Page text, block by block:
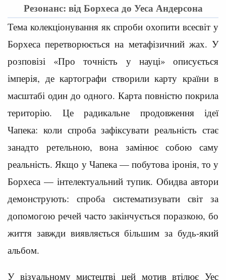
Резонанс: від Борхеса до Уеса Андерсона
Тема колекціонування як спроби охопити всесвіт у
Борхеса перетворюється на метафізичний жах. У
розповізі «Про точність у науці» описується
імперія, де картографи створили карту країни в
масштабі один до одного. Карта повністю покрила
територію. Це радикальне продовження ідеї
Чапека: коли спроба зафіксувати реальність стає
занадто ретельною, вона замінює собою саму
реальність. Якщо у Чапека — побутова іронія, то у
Борхеса — інтелектуальний тупик. Обидва автори
демонструють: спроба систематизувати світ за
допомогою речей часто закінчується поразкою, бо
життя завжди виявляється більшим за будь-який
альбом.
У візуальному мистецтві цей мотив втілює Уес